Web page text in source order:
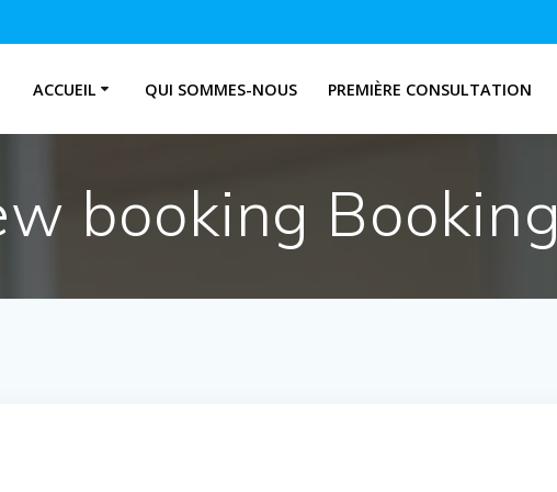
ACCUEIL QUI SOMMES-NOUS PREMIÈRE CONSULTATION
booking Booking